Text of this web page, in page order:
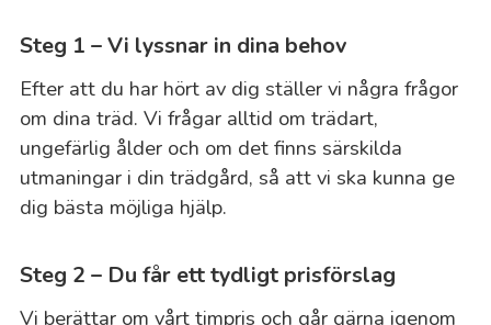
Steg 1 – Vi lyssnar in dina behov
Efter att du har hört av dig ställer vi några frågor
om dina träd. Vi frågar alltid om trädart,
ungefärlig ålder och om det finns särskilda
utmaningar i din trädgård, så att vi ska kunna ge
dig bästa möjliga hjälp.
Steg 2 – Du får ett tydligt prisförslag
Vi berättar om vårt timpris och går gärna igenom